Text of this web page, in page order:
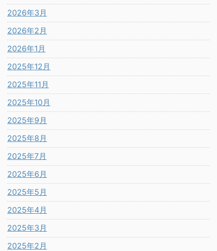
2026年3月
2026年2月
2026年1月
2025年12月
2025年11月
2025年10月
2025年9月
2025年8月
2025年7月
2025年6月
2025年5月
2025年4月
2025年3月
2025年2月